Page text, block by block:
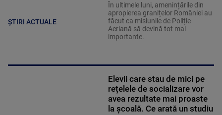
ȘTIRI ACTUALE
În ultimele luni, amenințările din
apropierea granițelor României au
făcut ca misiunile de Poliție
Aeriană să devină tot mai
importante.
Elevii care stau de mici pe
rețelele de socializare vor
avea rezultate mai proaste
la școală. Ce arată un studiu